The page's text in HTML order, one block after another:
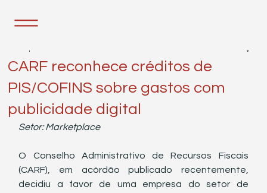
CARF reconhece créditos de
PIS/COFINS sobre gastos com
publicidade digital
Setor: Marketplace
O Conselho Administrativo de Recursos Fiscais
(CARF), em acórdão publicado recentemente,
decidiu a favor de uma empresa do setor de